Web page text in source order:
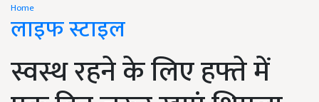
Home
लाइफ स्टाइल
स्वस्थ रहने के लिए हफ्ते में